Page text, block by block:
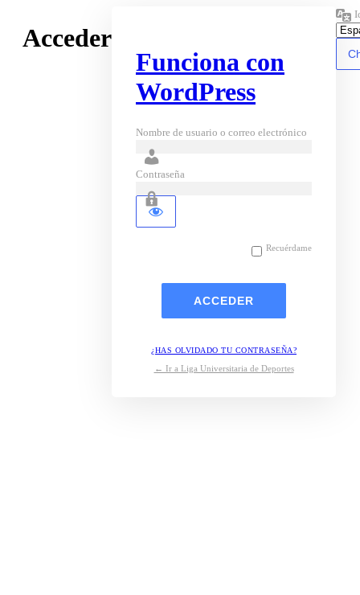
Acceder
Funciona con
WordPress
Nombre de usuario o correo electrónico
Contraseña
Recuérdame
¿HAS OLVIDADO TU CONTRASEÑA?
← Ir a Liga Universitaria de Deportes